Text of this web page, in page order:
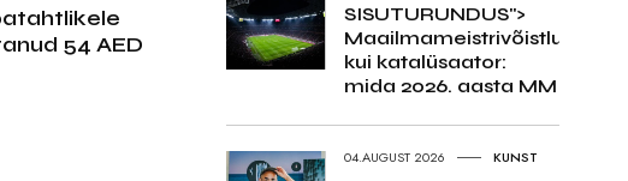
54 AED
SISUTURUNDUS">
Maailmameistrivõistlused
kui katalüsaator:
mida 2026. aasta MM
04.AUGUST 2026 KUNST